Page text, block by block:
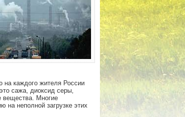
на каждого жителя России
сажа, диоксид серы,
вещества. Многие
на неполной загрузке этих